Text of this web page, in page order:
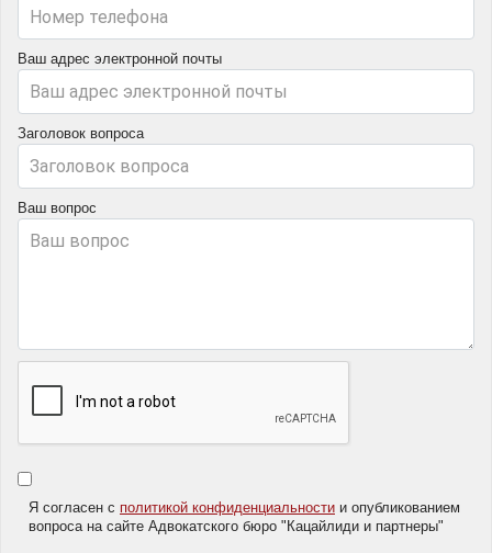
Ваш адрес электронной почты
Заголовок вопроса
Ваш вопрос
Я согласен с политикой конфиденциальности и опубликованием
вопроса на сайте Адвокатского бюро "Кацайлиди и партнеры"